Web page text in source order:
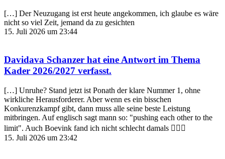
[…] Der Neuzugang ist erst heute angekommen, ich glaube es wäre
nicht so viel Zeit, jemand da zu gesichten
15. Juli 2026 um 23:44
Davidava Schanzer hat eine Antwort im Thema
Kader 2026/2027 verfasst.
[…] Unruhe? Stand jetzt ist Ponath der klare Nummer 1, ohne
wirkliche Herausforderer. Aber wenn es ein bisschen
Konkurenzkampf gibt, dann muss alle seine beste Leistung
mitbringen. Auf englisch sagt mann so: "pushing each other to the
limit". Auch Boevink fand ich nicht schlecht damals 🤷🏿‍♂️
15. Juli 2026 um 23:42